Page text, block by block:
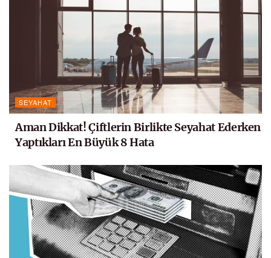
SEYAHAT
Aman Dikkat! Çiftlerin Birlikte Seyahat Ederken
Yaptıkları En Büyük 8 Hata